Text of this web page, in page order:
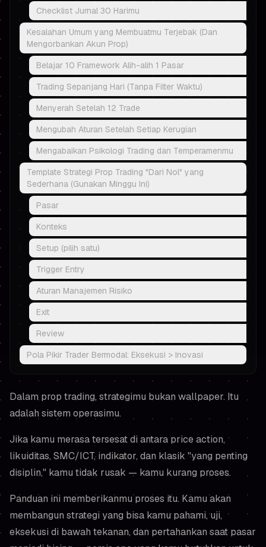
Checklist Jurnal 30 Harimu
Kesalahan Umum yang Membuatmu Terjebak (Dan
Mengorbankan Akun Prop)
Belajar 10 Framework Alih-alih 1 Pasar
Trading Sepanjang Hari (Tanpa Filter Waktu)
Menyerah Setelah 12 Trade
Mengubah Aturan Setelah Setiap Kerugian
Mengabaikan Psikologi Trading dan Temperamenmu
Template Strategi Prop Trading "Dari Nol" yang
Sederhana (Gunakan Minggu Ini)
Pasar
Konteks
Setup (pilih satu)
Trigger Entry
Aturan Manajemen Risiko
Exit
Review
Pola Pikir Trader Bermodal: Eksekusi > Inovasi
Dalam prop trading, strategimu bukan wallpaper. Itu
adalah sistem operasimu.
Jika kamu merasa tersesat di antara price action,
likuiditas, SMC/ICT, indikator, dan klasik "yang penting
disiplin," kamu tidak rusak — kamu kurang proses.
Panduan ini memberikanmu proses itu. Kamu akan
membangun strategi yang bisa kamu pahami, uji,
eksekusi di bawah tekanan, dan pertahankan saat pasar